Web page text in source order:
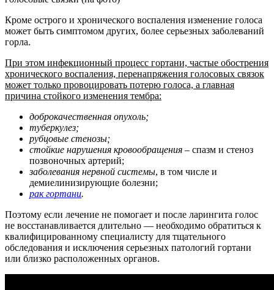
Кроме острого и хронического воспаления изменение голоса
может быть симптомом других, более серьезных заболеваний
горла.
При этом инфекционный процесс гортани, частые обострения
хронического воспаления, перенапряжения голосовых связок
может только провоцировать потерю голоса, а главная
причина стойкого изменения тембра:
доброкачественная опухоль;
туберкулез;
рубцовые стенозы;
стойкие нарушения кровообращения – спазм и стеноз
позвоночных артерий;
заболевания нервной системы, в том числе и
демиелинизирующие болезни;
рак гортани.
Поэтому если лечение не помогает и после ларингита голос
не восстанавливается длительно — необходимо обратиться к
квалифицированному специалисту для тщательного
обследования и исключения серьезных патологий гортани
или близко расположенных органов.